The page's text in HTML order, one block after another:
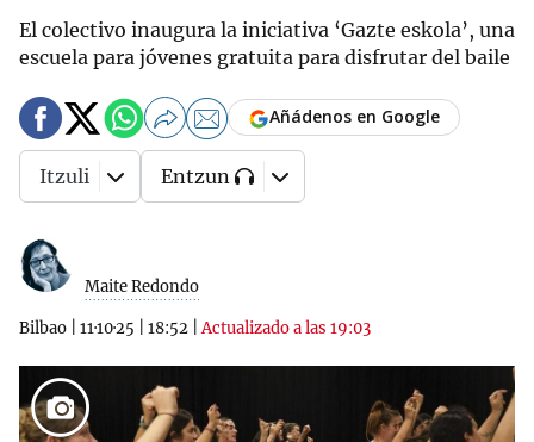
El colectivo inaugura la iniciativa ‘Gazte eskola’, una
escuela para jóvenes gratuita para disfrutar del baile
Maite Redondo
Bilbao 11·10·25 18:52 |Actualizado a las 19:03
Añádenos en Google
Itzuli Entzun